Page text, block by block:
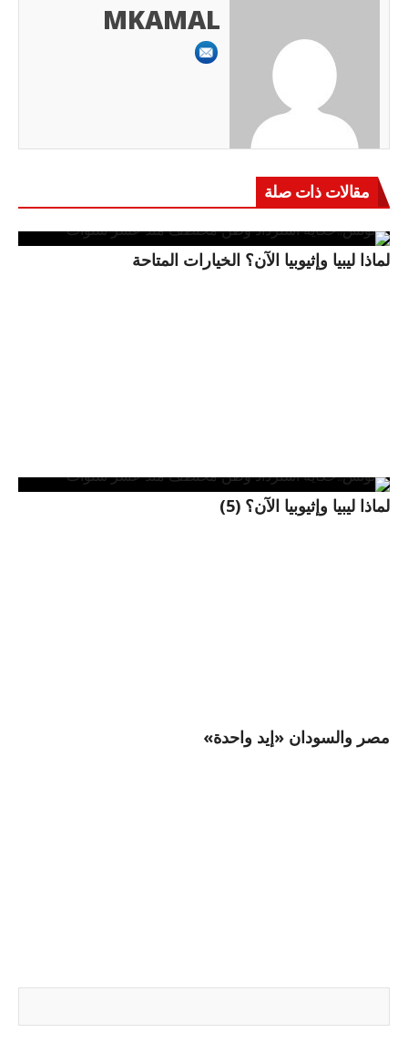
MKAMAL
مقالات ذات صلة
لماذا ليبيا وإثيوبيا الآن؟ الخيارات المتاحة
لماذا ليبيا وإثيوبيا الآن؟ (5)
مصر والسودان «إيد واحدة»